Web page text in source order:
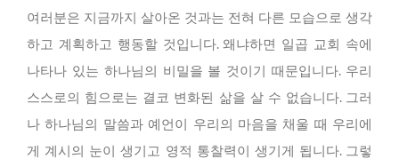
여러분은 지금까지 살아온 것과는 전혀 다른 모습으로 생각
하고 계획하고 행동할 것입니다. 왜냐하면 일곱 교회 속에
나타나 있는 하나님의 비밀을 볼 것이기 때문입니다. 우리
스스로의 힘으로는 결코 변화된 삶을 살 수 없습니다. 그러
나 하나님의 말씀과 예언이 우리의 마음을 채울 때 우리에
게 계시의 눈이 생기고 영적 통찰력이 생기게 됩니다. 그렇